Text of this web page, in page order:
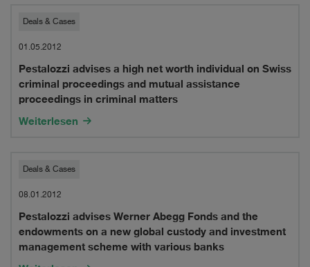
investigation
on
allegations
misappropriation
against
Pestalozzi
advises
a
high
net
individual
on
Swiss
criminal
Deals & Cases
01.05.2012
Pestalozzi advises a high net worth individual on Swiss
criminal proceedings and mutual assistance
proceedings in criminal matters
Weiterlesen
Pestalozzi
advises
Werner
Abegg
Deals & Cases
08.01.2012
Pestalozzi advises Werner Abegg Fonds and the
endowments on a new global custody and investment
management scheme with various banks